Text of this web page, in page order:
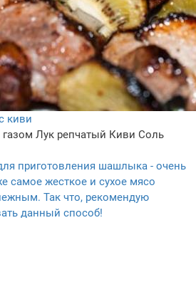
киви
Лук репчатый Киви Соль
приготовления шашлыка - очень
самое жесткое и сухое мясо
Так что, рекомендую
данный способ!